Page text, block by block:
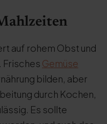
auf rohem Obst und
Frisches Gemüse
bilden, aber
durch Kochen,
Es sollte